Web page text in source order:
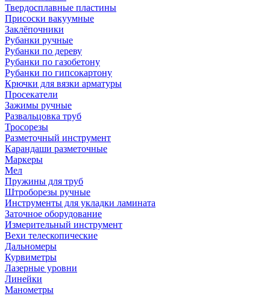
Твердосплавные пластины
Присоски вакуумные
Заклёпочники
Рубанки ручные
Рубанки по дереву
Рубанки по газобетону
Рубанки по гипсокартону
Крючки для вязки арматуры
Просекатели
Зажимы ручные
Развальцовка труб
Тросорезы
Разметочный инструмент
Карандаши разметочные
Маркеры
Мел
Пружины для труб
Штроборезы ручные
Инструменты для укладки ламината
Заточное оборудование
Измерительный инструмент
Вехи телескопические
Дальномеры
Курвиметры
Лазерные уровни
Линейки
Манометры